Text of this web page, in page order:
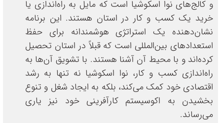
و کالج‌های نوا اسکوشیا است که مایل به راه‌اندازی یا
خرید یک کسب و کار در استان هستند. این برنامه
نشان‌دهنده یک استراتژی هوشمندانه برای حفظ
استعدادهای بین‌المللی است که قبلاً در استان تحصیل
کرده‌اند و با محیط آن آشنا هستند. با تشویق آن‌ها به
راه‌اندازی کسب و کار، نوا اسکوشیا نه تنها به رشد
اقتصادی خود کمک می‌کند، بلکه به ایجاد شغل و تنوع
بخشیدن به اکوسیستم کارآفرینی خود نیز یاری
می‌رساند.